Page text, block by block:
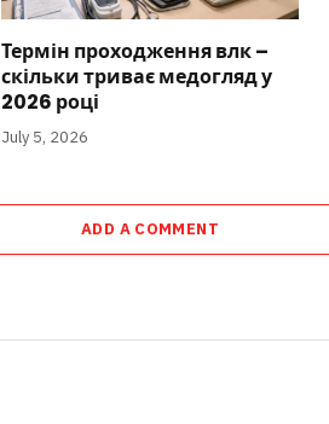
Термін проходження влк –
скільки триває медогляд у
2026 році
July 5, 2026
ADD A COMMENT